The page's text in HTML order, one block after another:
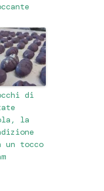
di
la
un tocco